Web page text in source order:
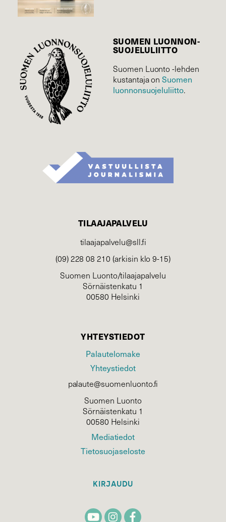
SUOMEN LUONNON­
SUOJELU­LIITTO
Suomen Luonto -lehden
kustantaja onSuomen
luonnonsuojelu­liitto.
TILAAJAPALVELU
tilaajapalvelu@sll.fi
(09) 228 08 210 (arkisin klo 9-15)
Suomen Luonto/tilaajapalvelu
Sörnäistenkatu 1
00580 Helsinki
YHTEYSTIEDOT
Palautelomake
Yhteystiedot
palaute@suomenluonto.fi
Suomen Luonto
Sörnäistenkatu 1
00580 Helsinki
Mediatiedot
Tietosuojaseloste
KIRJAUDU